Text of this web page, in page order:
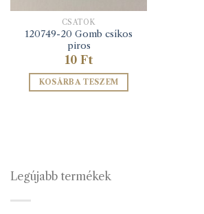
CSATOK
120749-20 Gomb csíkos
piros
10 Ft
KOSÁRBA TESZEM
Legújabb termékek